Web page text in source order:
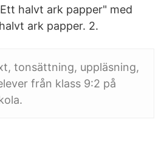
halvt ark papper" med
ark papper. 2.
tonsättning, uppläsning,
från klass 9:2 på